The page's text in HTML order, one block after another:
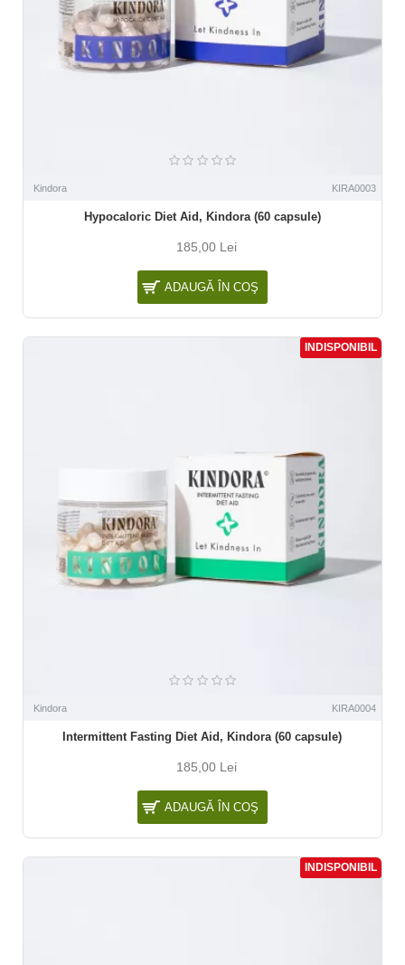
Kindora KIRA0003
Hypocaloric Diet Aid, Kindora (60 capsule)
185,00 Lei
ADAUGĂ ÎN COŞ
INDISPONIBIL
Kindora KIRA0004
Intermittent Fasting Diet Aid, Kindora (60 capsule)
185,00 Lei
ADAUGĂ ÎN COŞ
INDISPONIBIL